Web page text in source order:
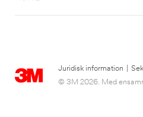
Juridisk information
© 3M 2026. Med